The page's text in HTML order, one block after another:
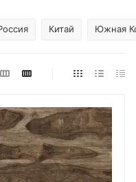
Китай Южная